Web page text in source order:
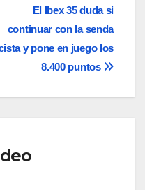
El Ibex 35 duda si
continuar con la senda
y pone en juego los
8.400 puntos